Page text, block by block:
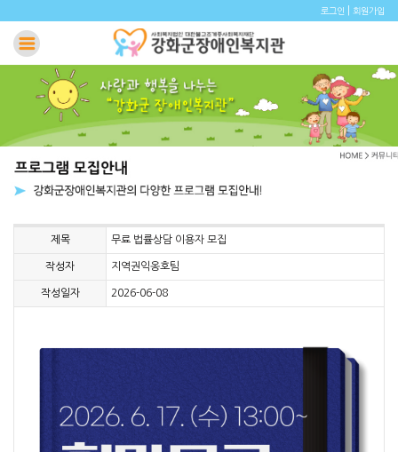
로그인 회원가입
제목 무료 법률상담 이용자 모집
작성자 지역권익옹호팀
작성일자 2026-06-08